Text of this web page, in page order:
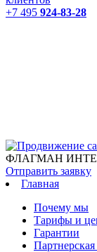
+7 495 924-83-28
ФЛАГМАН
Отправить заявку
Главная
Почему мы
Тарифы и
Гарантии